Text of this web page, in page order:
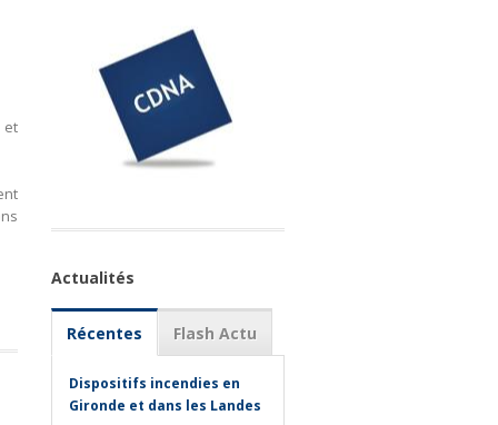
et
Actualités
Récentes Flash Actu
Dispositifs incendies en
Gironde et dans les Landes